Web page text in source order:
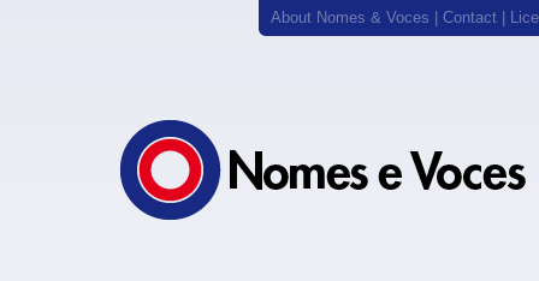
About Nomes & Voces Contact